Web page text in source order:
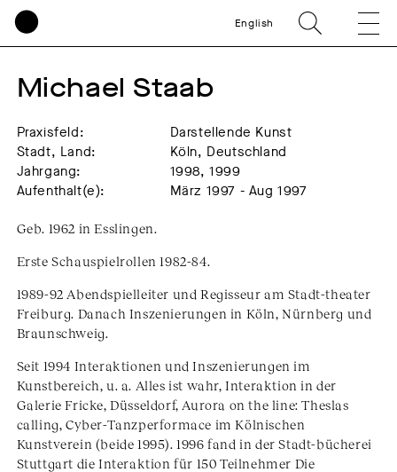
English
Michael Staab
Praxisfeld:
Darstellende Kunst
Stadt, Land:
Köln, Deutschland
Jahrgang:
1998, 1999
Aufenthalt(e):
März 1997 - Aug 1997
Geb. 1962 in Esslingen.
Erste Schauspielrollen 1982-84.
1989-92 Abendspielleiter und Regisseur am Stadt-theater
Freiburg. Danach Inszenierungen in Köln, Nürnberg und
Braunschweig.
Seit 1994 Interaktionen und Inszenierungen im
Kunstbereich, u. a. Alles ist wahr, Interaktion in der
Galerie Fricke, Düsseldorf, Aurora on the line: Theslas
calling, Cyber-Tanzperformace im Kölnischen
Kunstverein (beide 1995). 1996 fand in der Stadt-bücherei
Stuttgart die Interaktion für 150 Teilnehmer Die